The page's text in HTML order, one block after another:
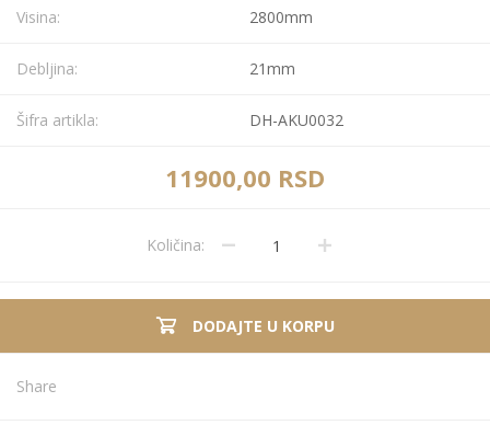
Visina: 2800mm
Debljina: 21mm
Šifra artikla: DH-AKU0032
11900,00 RSD
Količina:
DODAJTE U KORPU
Share